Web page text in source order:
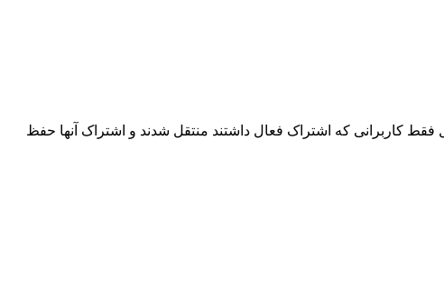
کاربرانی که اشتراک فعال داشتند منتقل شدند و اشتراک آنها حفظ